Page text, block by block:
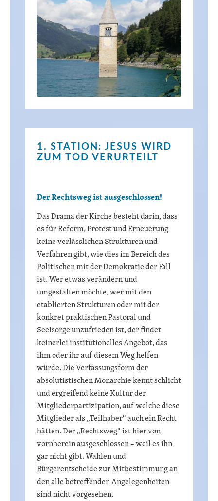
1. STATION: JESUS WIRD
ZUM TOD VERURTEILT
Der Rechtsweg ist ausgeschlossen!
Das Drama der Kirche besteht darin, dass
es für Reform, Protest und Erneuerung
keine verlässlichen Strukturen und
Verfahren gibt, wie dies im Bereich des
Politischen mit der Demokratie der Fall
ist. Wer etwas verändern und
umgestalten möchte, wer mit den
etablierten Strukturen oder mit der
konkret praktischen Pastoral und
Seelsorge unzufrieden ist, der findet
keinerlei institutionelles Angebot, das
ihm oder ihr auf diesem Weg helfen
würde. Die Verfassungsform der
absolutistischen Monarchie kennt schlicht
und ergreifend keine Kultur der
Mitgliederpartizipation, auf welche diese
Mitglieder als „Teilhaber“ auch ein Recht
hätten. Der „Rechtsweg“ ist hier von
vornherein ausgeschlossen – weil es ihn
gar nicht gibt. Wahlen und
Bürgerentscheide zur Mitbestimmung an
den alle betreffenden Angelegenheiten
sind nicht vorgesehen.